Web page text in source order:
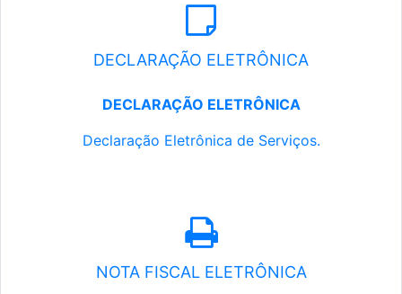
DECLARAÇÃO ELETRÔNICA
DECLARAÇÃO ELETRÔNICA
Declaração Eletrônica de Serviços.
NOTA FISCAL ELETRÔNICA